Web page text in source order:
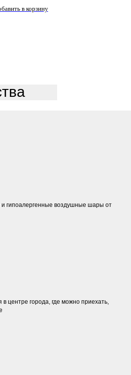
в корзину
гипоалергенные воздушные шары от
в центре города, где можно приехать,